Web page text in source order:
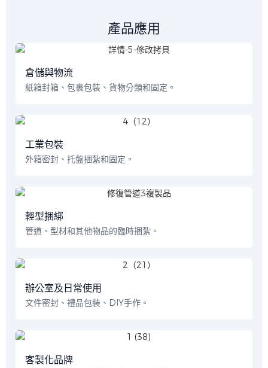
產品應用
倉儲與物流
紙箱封箱、包裹包裝、貨物分類和固定。
工業包裝
外箱密封、托盤捆紮和固定。
輕型捆綁
管道、型材和其他物品的臨時捆紮。
辦公室及日常使用
文件密封、禮品包裝、DIY手作。
客製化品牌